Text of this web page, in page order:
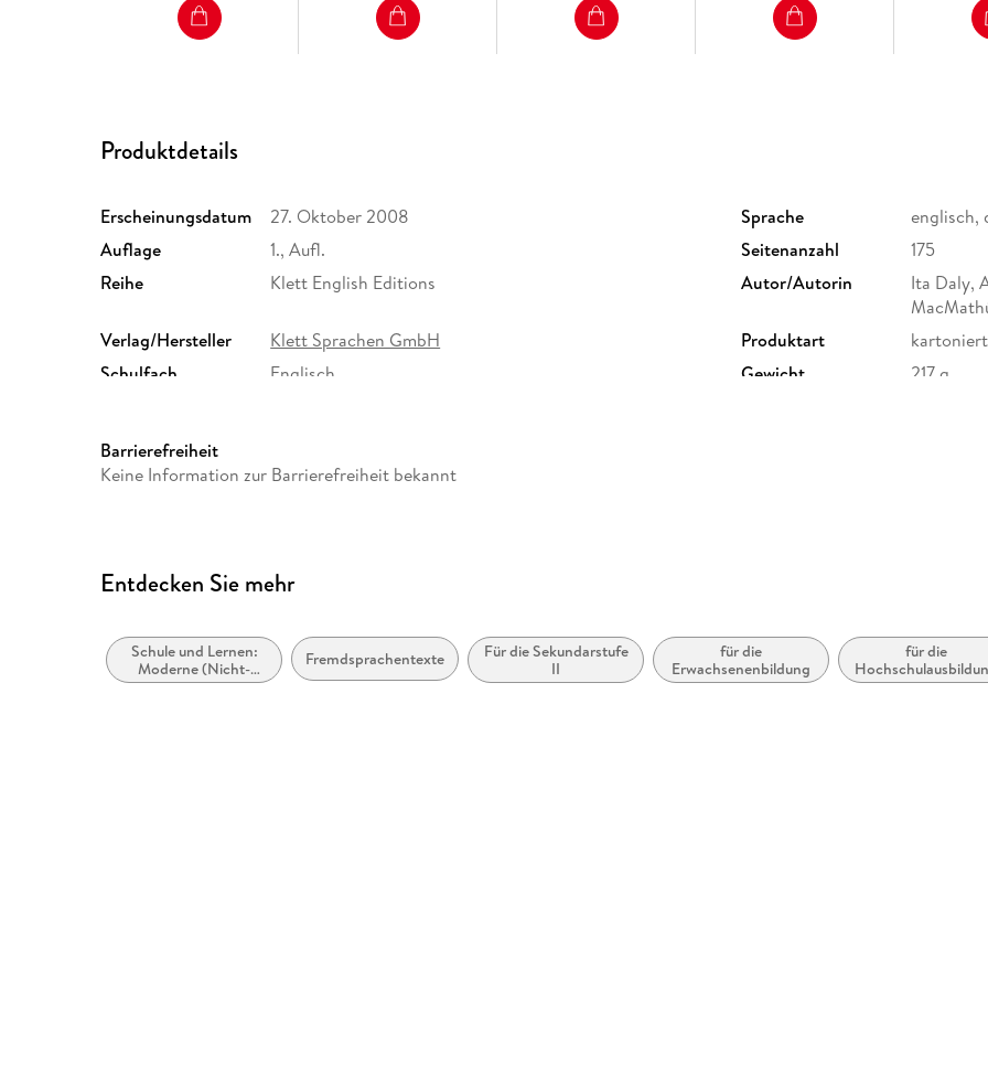
Produktdetails
Erscheinungsdatum 27. Oktober 2008 Sprache
englisch,
Auflage
1., Aufl. Seitenanzahl
175
Reihe
Klett English Editions Autor/Autorin
Ita Daly,
Verlag/Hersteller
Klett Sprachen GmbH Produktart
kartoniert
Schulfach
Englisch Gewicht
217 g
Herstelleradresse
Stuttgart, Kundenservice, kundenservice@klett-sprachen.de
Barrierefreiheit
Keine Information zur Barrierefreiheit bekannt
Entdecken Sie mehr
Schule und Lernen:
Moderne (Nicht-
Mutter- oder Zweit-)
Fremdsprachentexte
Für die Sekundarstufe
II
für die
Erwachsenenbildung
für die